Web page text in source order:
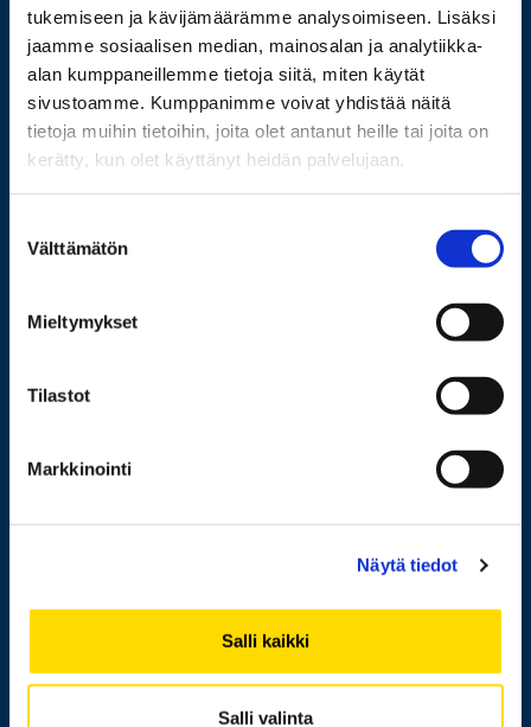
tukemiseen ja kävijämäärämme analysoimiseen. Lisäksi
jaamme sosiaalisen median, mainosalan ja analytiikka-
alan kumppaneillemme tietoja siitä, miten käytät
sivustoamme. Kumppanimme voivat yhdistää näitä
tietoja muihin tietoihin, joita olet antanut heille tai joita on
kerätty, kun olet käyttänyt heidän palvelujaan.
valinta
Välttämätön
Mieltymykset
Tilastot
Markkinointi
Näytä tiedot
Salli kaikki
Salli valinta
029 449 8000
Yhteistyö
Yliopisto